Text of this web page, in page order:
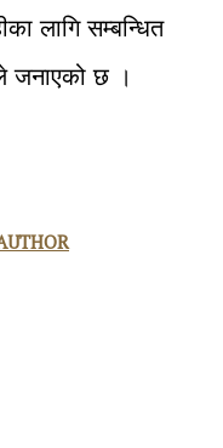
लागि सम्बन्धित
जनाएको छ ।